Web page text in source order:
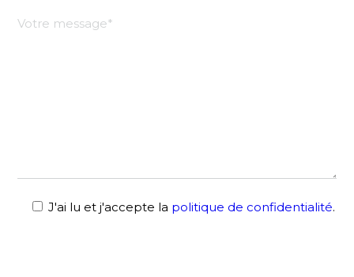
J'ai lu et j'accepte la politique de confidentialité.